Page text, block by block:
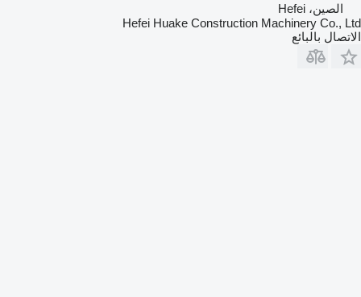
الصين، Hefei
Hefei Huake Construction Machinery Co., Ltd
الاتصال بالبائع